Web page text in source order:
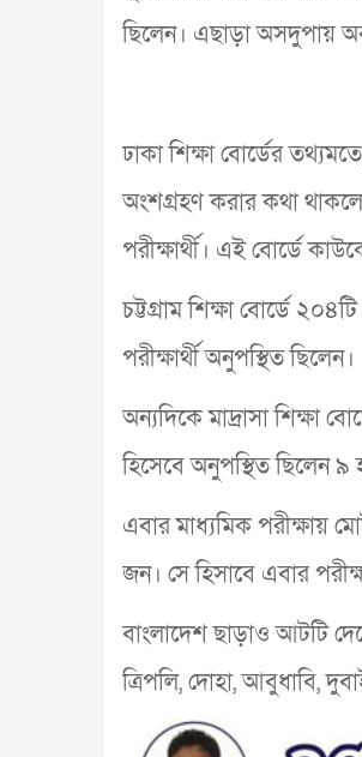
ছিলেন। এছাড়া অসদুপায়
ঢাকা শিক্ষা বোর্ডের
অংশগ্রহণ করার কথা
পরীক্ষার্থী। এই বোর্ডে
চট্টগ্রাম শিক্ষা বোর্ডে
পরীক্ষার্থী অনুপস্থিত ছিলেন।
অন্যদিকে মাদ্রাসা শিক্ষা
হিসেবে অনুপস্থিত ছিলেন ৯
এবার মাধ্যমিক পরীক্ষায়
জন। সে হিসাবে এবার
বাংলাদেশ ছাড়াও আটটি
ত্রিপলি, দোহা, আবুধাবি,